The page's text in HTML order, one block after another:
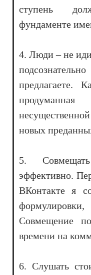
ступень
фундаменте
4. Люди – не
предлагаете.
новых
5.
эффективно.
ВКонтакте я
Совмещение
времени на
6. Слушать